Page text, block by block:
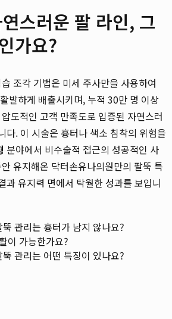
스러운 팔 라인, 그
가요?
조각 기법은 미세 주사만을 사용하여
발하게 배출시키며, 누적 30만 명 이상
도적인 고객 만족도로 입증된 자연스러
다. 이 시술은 흉터나 색소 침착의 위험을
분야에서 비수술적 접근의 성공적인 사
유지해온 닥터손유나의원만의 팔뚝 특
과 유지력 면에서 탁월한 성과를 보입니
관리는 흉터가 남지 않나요?
이 가능한가요?
관리는 어떤 특징이 있나요?